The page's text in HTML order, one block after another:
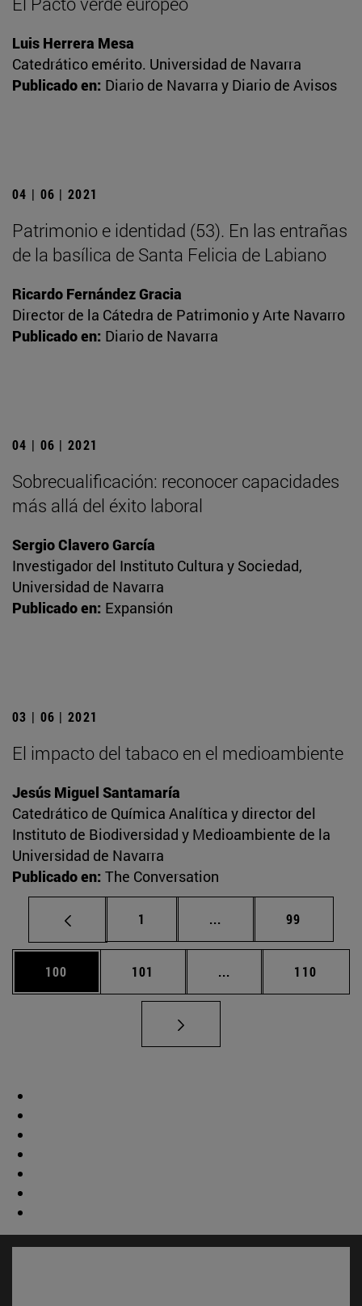
Luis Herrera Mesa
Catedrático emérito. Universidad de Navarra
Publicado en: Diario de Navarra y Diario de Avisos
04 | 06 | 2021
Patrimonio e identidad (53). En las entrañas
de la basílica de Santa Felicia de Labiano
Ricardo Fernández Gracia
Director de la Cátedra de Patrimonio y Arte Navarro
Publicado en: Diario de Navarra
04 | 06 | 2021
Sobrecualificación: reconocer capacidades
más allá del éxito laboral
Sergio Clavero García
Investigador del Instituto Cultura y Sociedad,
Universidad de Navarra
Publicado en: Expansión
03 | 06 | 2021
El impacto del tabaco en el medioambiente
Jesús Miguel Santamaría
Catedrático de Química Analítica y director del
Instituto de Biodiversidad y Medioambiente de la
Universidad de Navarra
Publicado en: The Conversation
Página
1 ... Páginas intermedias
Página
99
Página
100 Página
101 ... Páginas intermedias
Página
110